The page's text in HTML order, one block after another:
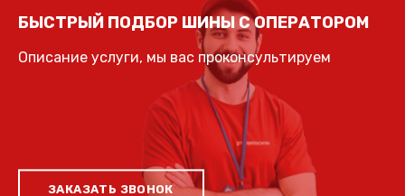
БЫСТРЫЙ ПОДБОР ШИНЫ С ОПЕРАТОРОМ
Описание услуги, мы вас проконсультируем
ЗАКАЗАТЬ ЗВОНОК